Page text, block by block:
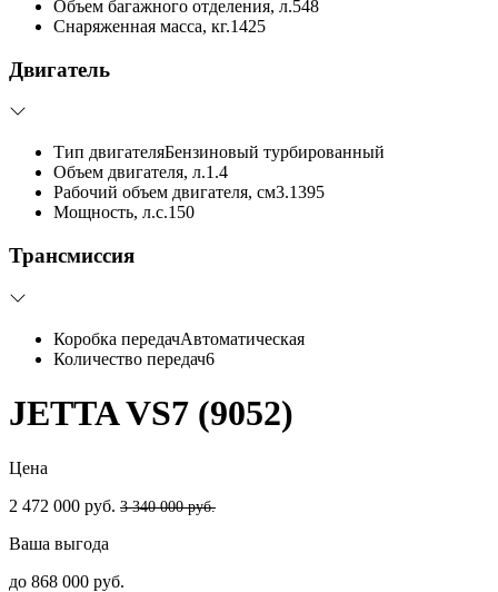
Объем багажного отделения, л.548
Снаряженная масса, кг.1425
Двигатель
Тип двигателяБензиновый турбированный
Объем двигателя, л.1.4
Рабочий объем двигателя, см3.1395
Мощность, л.с.150
Трансмиссия
Коробка передачАвтоматическая
Количество передач6
JETTA VS7 (9052)
Цена
2 472 000 руб. 3 340 000 руб.
Ваша выгода
до 868 000 руб.